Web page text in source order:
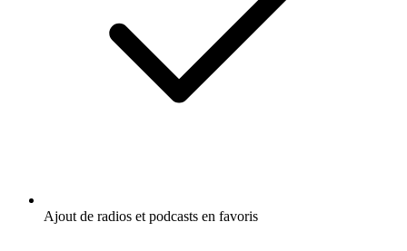
Ajout de radios et podcasts en favoris